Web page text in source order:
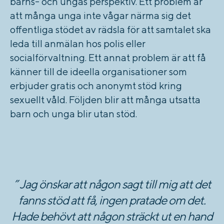
att många unga inte vågar närma sig det
offentliga stödet av rädsla för att samtalet ska
leda till anmälan hos polis eller
socialförvaltning. Ett annat problem är att få
känner till de ideella organisationer som
erbjuder gratis och anonymt stöd kring
sexuellt våld. Följden blir att många utsatta
barn och unga blir utan stöd.
” Jag önskar att någon sagt till mig att det
fanns stöd att få, ingen pratade om det.
Hade behövt att någon sträckt ut en hand